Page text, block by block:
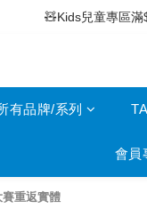
⚡滿$400免運費
🧸Kids兒童專區
⚡滿$400免運費
有品牌/系列
會員
重返實體